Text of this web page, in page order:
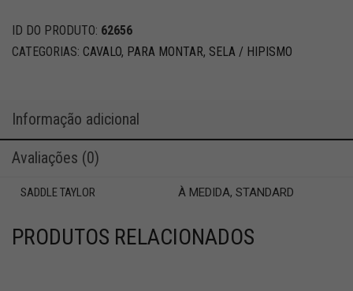
/
Salto
Misto
ID DO PRODUTO: 62656
CATEGORIAS: CAVALO, PARA MONTAR, SELA / HIPISMO
Informação adicional
Avaliações (0)
SADDLE TAYLOR À MEDIDA, STANDARD
PRODUTOS RELACIONADOS